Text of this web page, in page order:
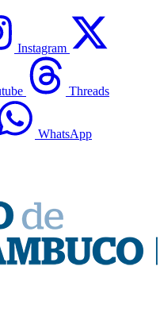
Instagram
Threads
WhatsApp